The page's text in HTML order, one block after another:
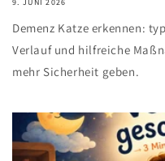
Demenz Katze erkennen:
Verlauf und hilfreiche
mehr Sicherheit geben.